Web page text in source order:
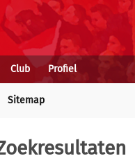
Club Profiel
Sitemap